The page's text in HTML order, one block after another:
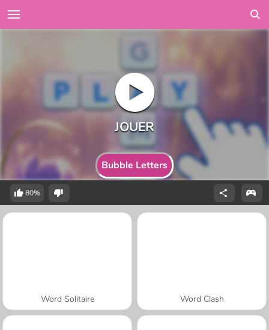
Bubble Letters
80%
Word Solitaire Word Clash